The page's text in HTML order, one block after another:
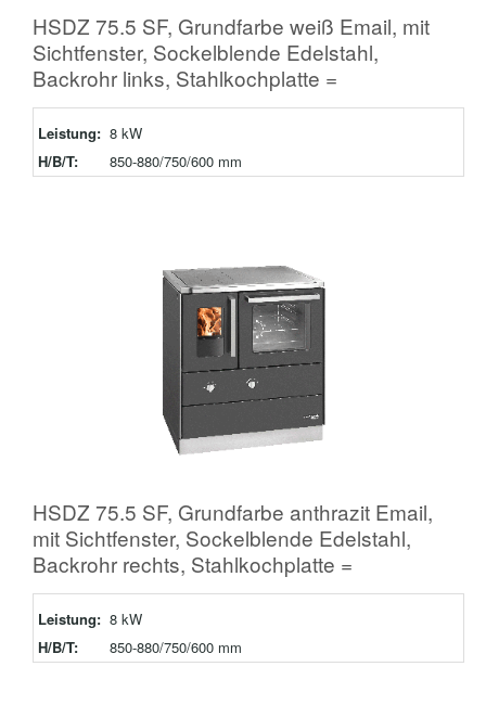
HSDZ 75.5 SF, Grundfarbe weiß Email, mit
Sichtfenster, Sockelblende Edelstahl,
Backrohr links, Stahlkochplatte =
Leistung: 8 kW
H/B/T:
850-880/750/600 mm
HSDZ 75.5 SF, Grundfarbe anthrazit Email,
mit Sichtfenster, Sockelblende Edelstahl,
Backrohr rechts, Stahlkochplatte =
Leistung: 8 kW
H/B/T:
850-880/750/600 mm